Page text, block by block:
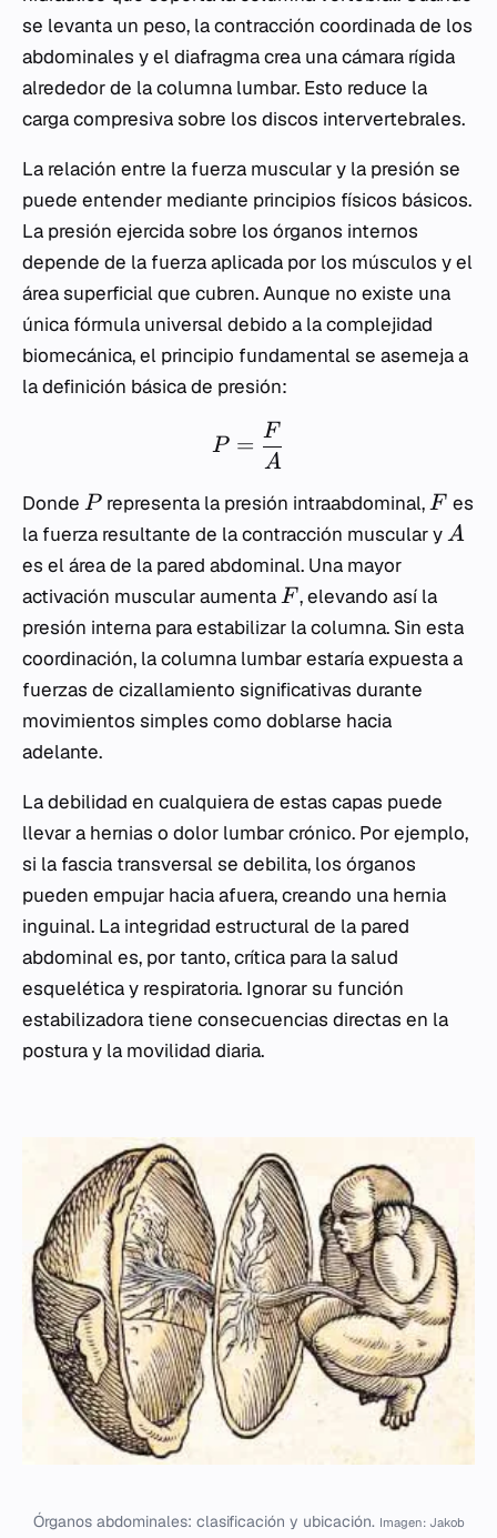
se levanta un peso, la contracción coordinada de los
abdominales y el diafragma crea una cámara rígida
alrededor de la columna lumbar. Esto reduce la
carga compresiva sobre los discos intervertebrales.
La relación entre la fuerza muscular y la presión se
puede entender mediante principios físicos básicos.
La presión ejercida sobre los órganos internos
depende de la fuerza aplicada por los músculos y el
área superficial que cubren. Aunque no existe una
única fórmula universal debido a la complejidad
biomecánica, el principio fundamental se asemeja a
la definición básica de presión:
P =
A
F
Donde Prepresenta la presión intraabdominal, F es
la fuerza resultante de la contracción muscular y A
es el área de la pared abdominal. Una mayor
activación muscular aumenta F , elevando así la
presión interna para estabilizar la columna. Sin esta
coordinación, la columna lumbar estaría expuesta a
fuerzas de cizallamiento significativas durante
movimientos simples como doblarse hacia
adelante.
La debilidad en cualquiera de estas capas puede
llevar a hernias o dolor lumbar crónico. Por ejemplo,
si la fascia transversal se debilita, los órganos
pueden empujar hacia afuera, creando una hernia
inguinal. La integridad estructural de la pared
abdominal es, por tanto, crítica para la salud
esquelética y respiratoria. Ignorar su función
estabilizadora tiene consecuencias directas en la
postura y la movilidad diaria.
Órganos abdominales: clasificación y ubicación. Imagen: Jakob